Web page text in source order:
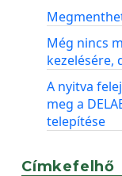
Még nincs
kezelésére,
A nyitva
meg a
telepítése
Címkefelhő